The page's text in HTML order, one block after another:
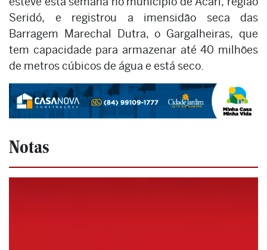
Seridó, e registrou a imensidão seca das
Barragem Marechal Dutra, o Gargalheiras, que
tem capacidade para armazenar até 40 milhões
de metros cúbicos de água e está seco.
Notas